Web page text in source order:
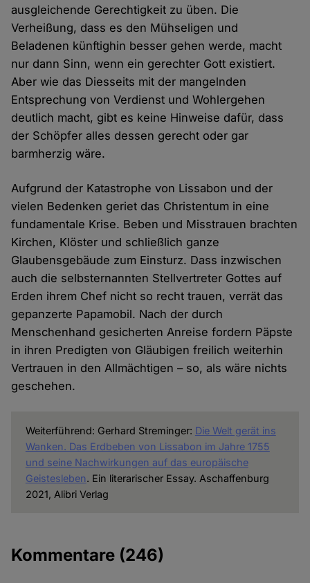
ausgleichende Gerechtigkeit zu üben. Die
Verheißung, dass es den Mühseligen und
Beladenen künftighin besser gehen werde, macht
nur dann Sinn, wenn ein gerechter Gott existiert.
Aber wie das Diesseits mit der mangelnden
Entsprechung von Verdienst und Wohlergehen
deutlich macht, gibt es keine Hinweise dafür, dass
der Schöpfer alles dessen gerecht oder gar
barmherzig wäre.
Aufgrund der Katastrophe von Lissabon und der
vielen Bedenken geriet das Christentum in eine
fundamentale Krise. Beben und Misstrauen brachten
Kirchen, Klöster und schließlich ganze
Glaubensgebäude zum Einsturz. Dass inzwischen
auch die selbsternannten Stellvertreter Gottes auf
Erden ihrem Chef nicht so recht trauen, verrät das
gepanzerte Papamobil. Nach der durch
Menschenhand gesicherten Anreise fordern Päpste
in ihren Predigten von Gläubigen freilich weiterhin
Vertrauen in den Allmächtigen – so, als wäre nichts
geschehen.
Weiterführend: Gerhard Streminger: Die Welt gerät ins
Wanken. Das Erdbeben von Lissabon im Jahre 1755
und seine Nachwirkungen auf das europäische
Geistesleben. Ein literarischer Essay. Aschaffenburg
2021, Alibri Verlag
Kommentare (246)